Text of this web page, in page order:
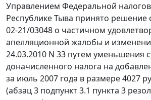
Управлением Федеральной
Республике Тыва принято решение
02-21/03048 о частичном
апелляционной жалобы и
24.03.2010 N 33 путем уменьшения
доначисленного налога на
за июль 2007 года в размере 4027
(абзац 3 подпункт 3.1 пункта 3